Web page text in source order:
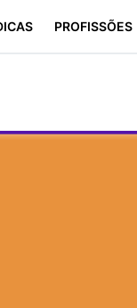
PROFISSÕES